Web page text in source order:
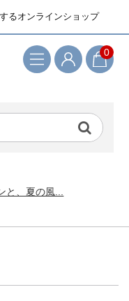
るオンラインショップ
0
、夏の風...